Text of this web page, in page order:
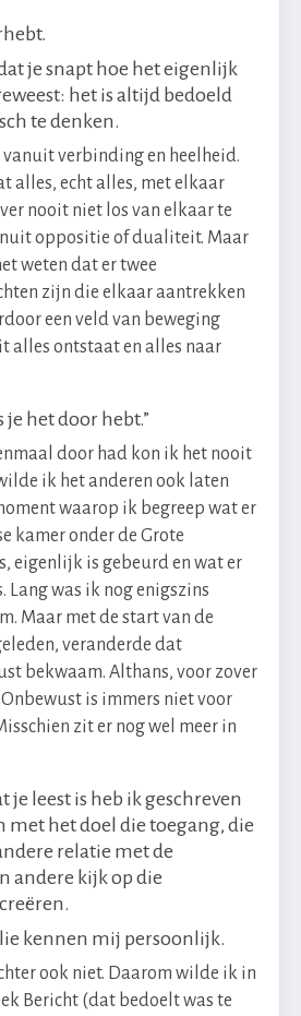
je snapt hoe het eigenlijk
het is altijd bedoeld
te denken.
vanuit verbinding en heelheid.
alles, echt alles, met elkaar
nooit niet los van elkaar te
oppositie of dualiteit. Maar
weten dat er twee
zijn die elkaar aantrekken
een veld van beweging
alles ontstaat en alles naar
je het door hebt.”
door had kon ik het nooit
ik het anderen ook laten
waarop ik begreep wat er
kamer onder de Grote
eigenlijk is gebeurd en wat er
Lang was ik nog enigszins
Maar met de start van de
veranderde dat
bekwaam. Althans, voor zover
is immers niet voor
zit er nog wel meer in
je leest is heb ik geschreven
met het doel die toegang, die
relatie met de
andere kijk op die
kennen mij persoonlijk.
ook niet. Daarom wilde ik in
Bericht (dat bedoelt was te